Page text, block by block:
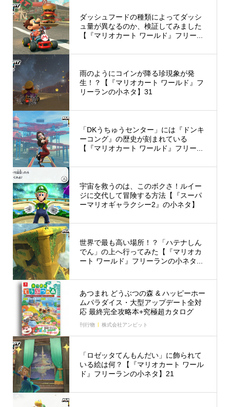
ダッシュフードの種類によってダッシ
ュ量が異なるのか、検証してみました
【『マリオカート ワールド』フリー...
雨のようにコインが降る珍現象が発
生！？【『マリオカート ワールド』フ
リーランの小ネタ】31
「DKうちゅうセンター」には『ドンキ
ーコング』の歴史が刻まれている
【『マリオカート ワールド』フリー...
宇宙を救うのは、このボクさ！ルイー
ジに交代して冒険する方法【『スーパ
ーマリオギャラクシー2』の小ネタ】
世界で最も高い場所！？「ハテナしん
でん」の上へ行ってみた【『マリオカ
ート ワールド』フリーランの小ネタ...
あつまれ どうぶつの森 & ハッピーホー
ムパラダイス・大型アップデート全対
応 最終完全攻略本+究極超カタログ
刊行物 株式会社アンビット
「ロゼッタてんもんだい」に飾られて
いる絵は何？【『マリオカート ワール
ド』フリーランの小ネタ】21